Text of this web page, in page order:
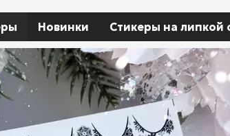
Новинки Стикеры на липкой